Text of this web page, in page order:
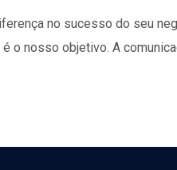
no sucesso do seu
o nosso objetivo. A